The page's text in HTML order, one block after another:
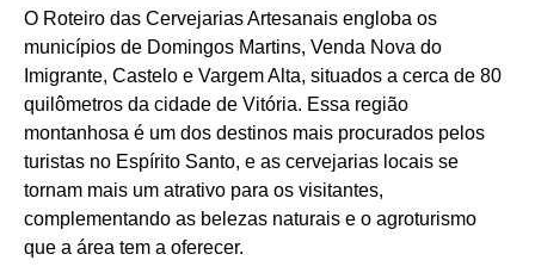
O Roteiro das Cervejarias Artesanais engloba os
municípios de Domingos Martins, Venda Nova do
Imigrante, Castelo e Vargem Alta, situados a cerca de 80
quilômetros da cidade de Vitória. Essa região
montanhosa é um dos destinos mais procurados pelos
turistas no Espírito Santo, e as cervejarias locais se
tornam mais um atrativo para os visitantes,
complementando as belezas naturais e o agroturismo
que a área tem a oferecer.